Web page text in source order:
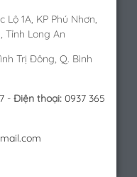
Lộ 1A, KP Phú Nhơn,
Tỉnh Long An
Trị Đông, Q. Bình
- Điện thoại: 0937 365